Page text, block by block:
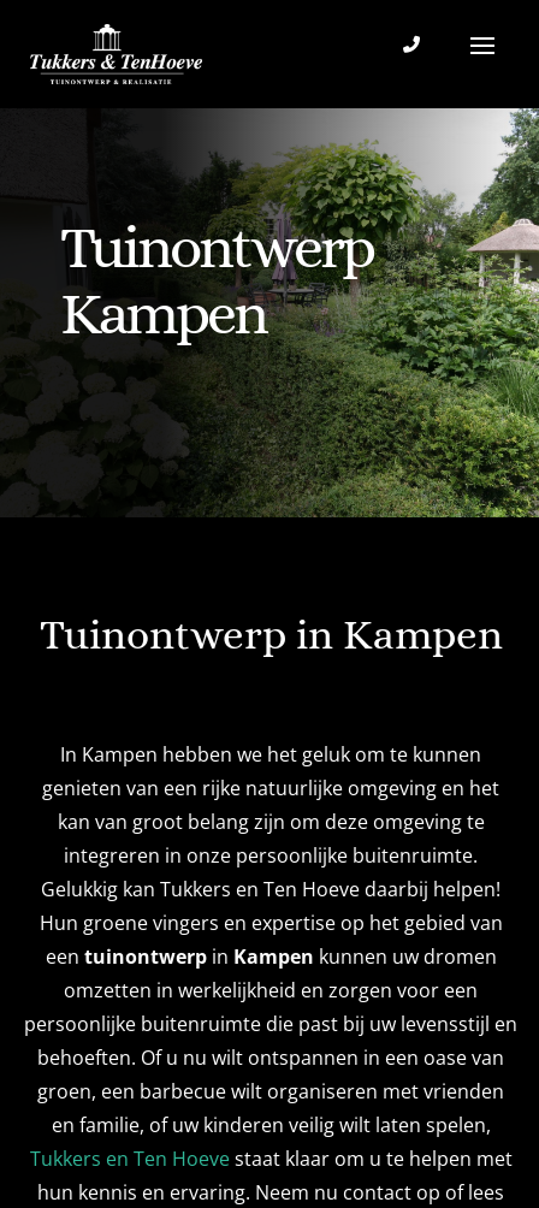
Tuinontwerp
Kampen
Tuinontwerp in Kampen
In Kampen hebben we het geluk om te kunnen
genieten van een rijke natuurlijke omgeving en het
kan van groot belang zijn om deze omgeving te
integreren in onze persoonlijke buitenruimte.
Gelukkig kan Tukkers en Ten Hoeve daarbij helpen!
Hun groene vingers en expertise op het gebied van
een tuinontwerp in Kampen kunnen uw dromen
omzetten in werkelijkheid en zorgen voor een
persoonlijke buitenruimte die past bij uw levensstijl en
behoeften. Of u nu wilt ontspannen in een oase van
groen, een barbecue wilt organiseren met vrienden
en familie, of uw kinderen veilig wilt laten spelen,
Tukkers en Ten Hoevestaat klaar om u te helpen met
hun kennis en ervaring. Neem nu contact op of lees